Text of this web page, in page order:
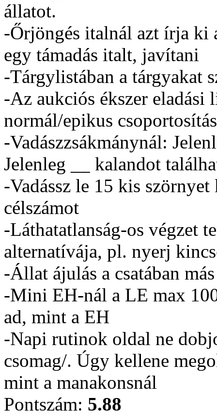
állatot.
-Őrjöngés italnál azt írja ki
egy támadás italt, javítani
-Tárgylistában a tárgyakat
-Az aukciós ékszer eladási
normál/epikus
-Vadászzsákmánynál:
Jelenleg __ kalandot
-Vadássz le 15 kis
célszámot
-Láthatatlanság-os végzet
alternatívája, pl. nyerj
-Állat ájulás a csatában
-Mini EH-nál a LE max
ad, mint a EH
-Napi rutinok oldal ne
csomag/. Úgy kellene
mint a manakonsnál
Pontszám: 5.88